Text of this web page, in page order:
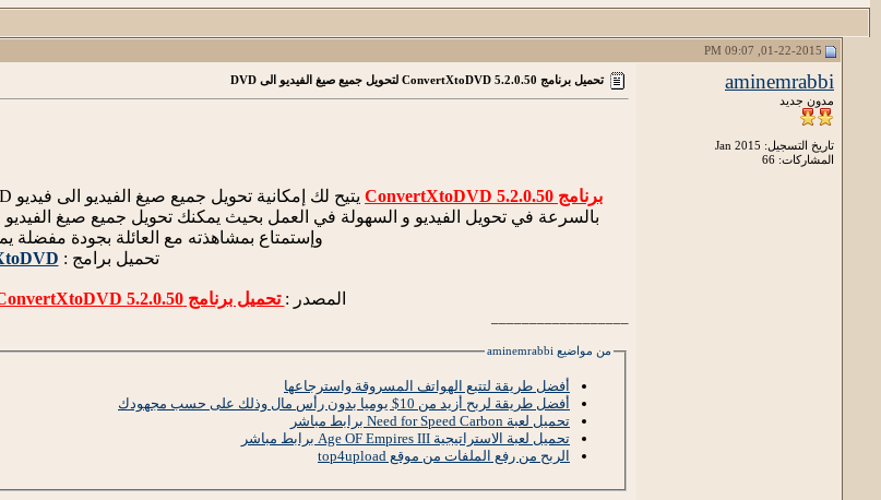
aminemrabbi
مدون جديد
تاريخ التسجيل: Jan 2015
المشاركات: 66
تحميل برنامج ConvertXtoDVD 5.2.0.50 لتحويل جميع صيغ الفيديو الى DVD
برنامج ConvertXtoDVD 5.2.0.50
وإستمتاع بمشاهذته مع العائلة بجودة مفضلة
تحميل برامج :
المصدر : تحميل برنامج ConvertXtoDVD 5.2.0.50 لتحويل جميع صيغ الفيديو الى DVD
من مواضيع aminemrabbi
أفضل طريقة لتتبع الهواتف المسروقة واسترجاعها
أفضل طريقة لربح أزيد من 10$ يوميا بدون رأس مال وذلك على حسب مجهودك
تحميل لعبة Need for Speed Carbon برابط مباشر
تحميل لعبة الاستراتيجية Age OF Empires III برابط مباشر
الربح من رفع الملفات من موقع top4upload